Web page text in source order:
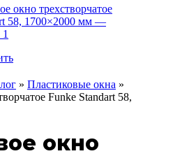
» Пластиковые окна »
Funke Standart 58,
окно